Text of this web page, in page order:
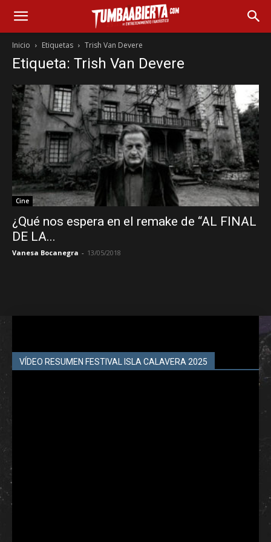
Inicio Etiquetas Trish Van Devere
Etiqueta: Trish Van Devere
Cine
¿Qué nos espera en el remake de “AL FINAL
DE LA...
Vanesa Bocanegra - 13/05/2018
VÍDEO RESUMEN FESTIVAL ISLA CALAVERA 2025